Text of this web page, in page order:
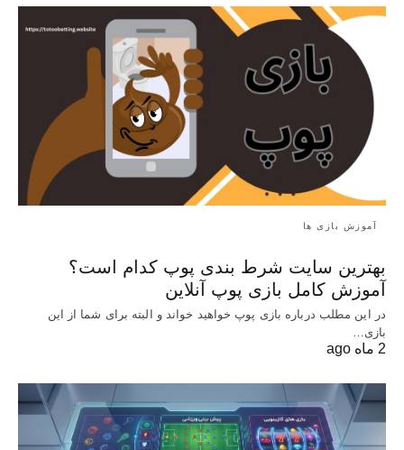
آموزش بازی ها
بهترین سایت شرط بندی پوپ کدام است؟
آموزش کامل بازی پوپ آنلاین
در این مطلب درباره بازی پوپ خواهید خواند و البته برای شما از این
بازی…
2 ماه ago